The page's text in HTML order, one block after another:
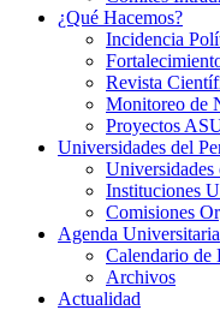
¿Qué Hacemos?
Incidencia
Revista
Monitoreo de
Proyectos
Universidades del
Universidades
Instituciones
Comisiones
Agenda Universitaria
Calendario de
Archivos
Actualidad